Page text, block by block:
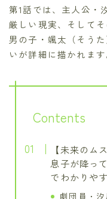
第1話では、主人公・
厳しい現実、そして
男の子・颯太（そう
いが詳細に描かれます
Contents
【未来のム
息子が降っ
でわかりや
劇団員・